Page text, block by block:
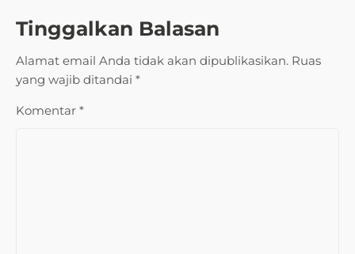
Tinggalkan Balasan
Alamat email Anda tidak akan dipublikasikan. Ruas
yang wajib ditandai *
Komentar *